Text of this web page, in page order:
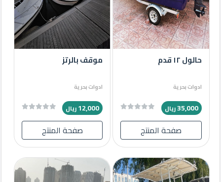
حالول ١٢ قدم
ادوات بحرية
35,000ريال
صفحة المنتج
موقف بالرتز
ادوات بحرية
12,000ريال
صفحة المنتج